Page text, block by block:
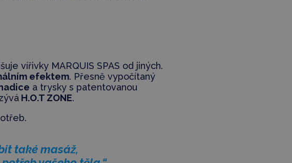
vířivky MARQUIS SPAS od jiných.
efektem. Přesně vypočítaný
a trysky s patentovanou
H.O.T ZONE.
také masáž,